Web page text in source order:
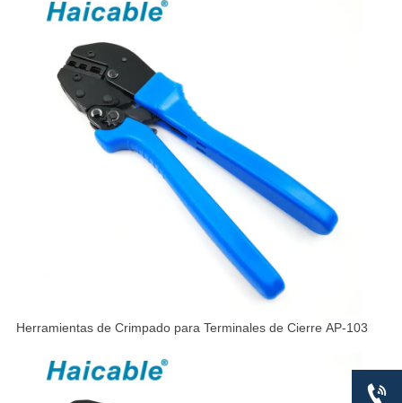
Herramientas de Crimpado para Terminales de Cierre AP-103
